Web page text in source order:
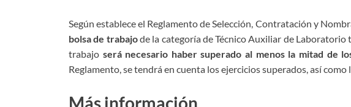
Según establece el Reglamento de Selección, Contratación y
bolsa de trabajode la categoría de Técnico Auxiliar de
trabajo será necesario haber superado al menos la mitad de
Reglamento, se tendrá en cuenta los ejercicios superados, así